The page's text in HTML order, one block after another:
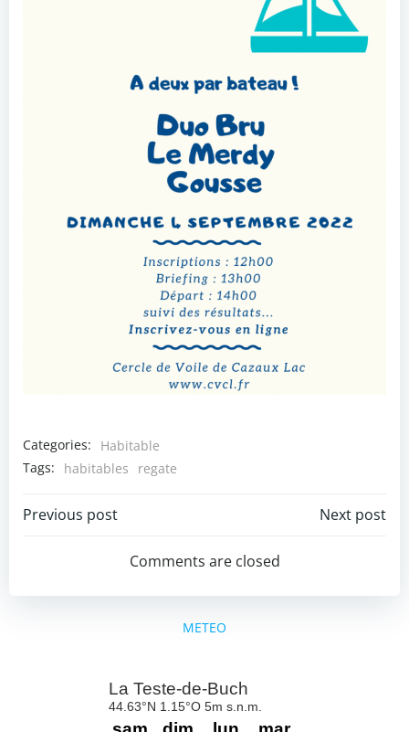
Categories:
Habitable
Tags:
habitables regate
Post
navigation
Previous post
navigation
Next post
Comments are closed
METEO